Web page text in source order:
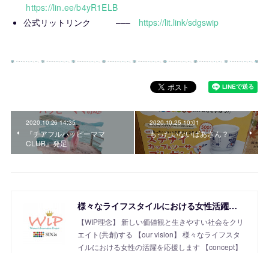
https://lin.ee/b4yR1ELB
公式リットリンク ––– https://lit.link/sdgswip
2020.10.26 14:35
『チアフルハッピーママ
CLUB』発足
2020.10.25 10:01
もったいないばあさん？
様々なライフスタイルにおける女性活躍を応援！SDGs Women's Innovation Project
【WIP理念】 新しい価値観と生きやすい社会をクリ
エイト(共創)する 【our vision】 様々なライフスタ
イルにおける女性の活躍を応援します 【concept】